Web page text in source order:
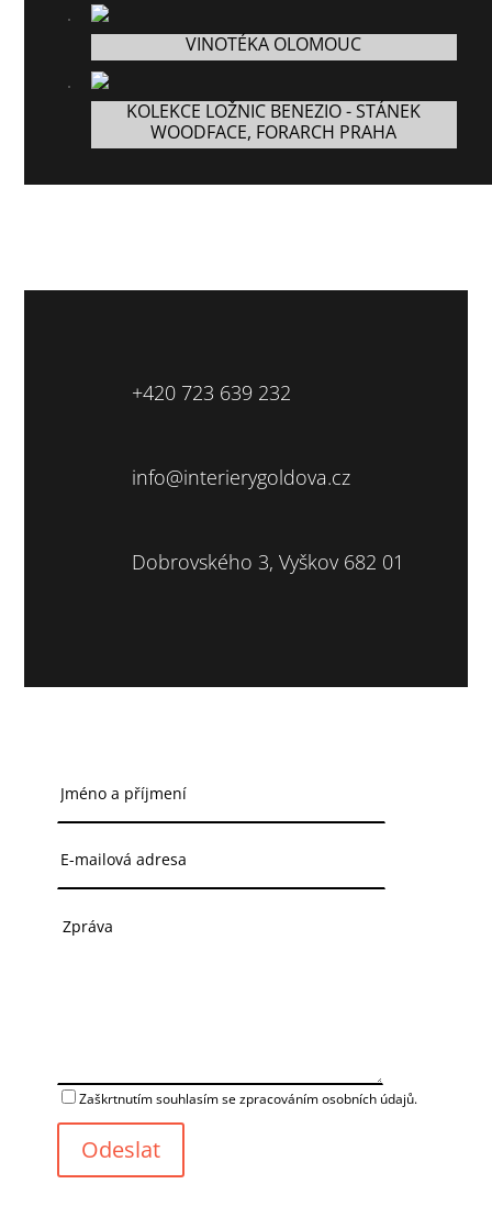
VINOTÉKA OLOMOUC
KOLEKCE LOŽNIC BENEZIO - STÁNEK
WOODFACE, FORARCH PRAHA
+420 723 639 232
info@interierygoldova.cz
Dobrovského 3, Vyškov 682 01
Zaškrtnutím souhlasím se zpracováním osobních údajů.
Odeslat